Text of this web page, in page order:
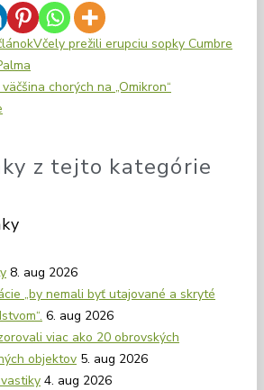
Včely prežili erupciu sopky Cumbre
väčšina chorých na „Omikron“
z tejto kategórie
8. aug 2026
„by nemali byť utajované a skryté
6. aug 2026
viac ako 20 obrovských
objektov 5. aug 2026
4. aug 2026